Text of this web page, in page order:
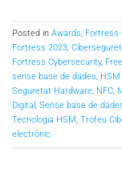
Posted in Awards, Fortress
Fortress 2023,
Fortress Cybersecurity,
sense base de dades, HSM
Seguretat Hardware, NFC,
Digital, Sense base de
Tecnologia HSM, Trofeu
electrònic